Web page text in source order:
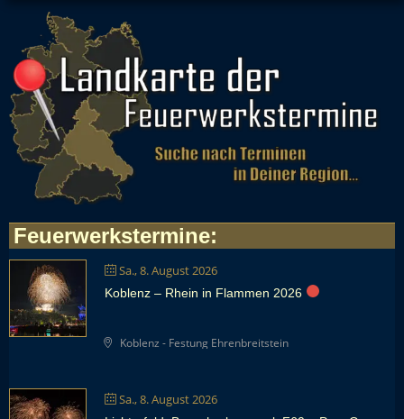
Feuerwerkstermine:
Sa., 8. August 2026
Koblenz – Rhein in Flammen 2026
Koblenz - Festung Ehrenbreitstein
Sa., 8. August 2026